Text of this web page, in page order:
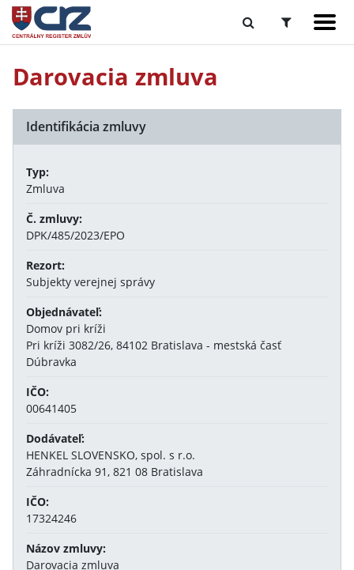
Darovacia zmluva
Identifikácia zmluvy
Typ:
Zmluva
Č. zmluvy:
DPK/485/2023/EPO
Rezort:
Subjekty verejnej správy
Objednávateľ:
Domov pri kríži
Pri kríži 3082/26, 84102 Bratislava - mestská časť
Dúbravka
IČO:
00641405
Dodávateľ:
HENKEL SLOVENSKO, spol. s r.o.
Záhradnícka 91, 821 08 Bratislava
IČO:
17324246
Názov zmluvy:
Darovacia zmluva